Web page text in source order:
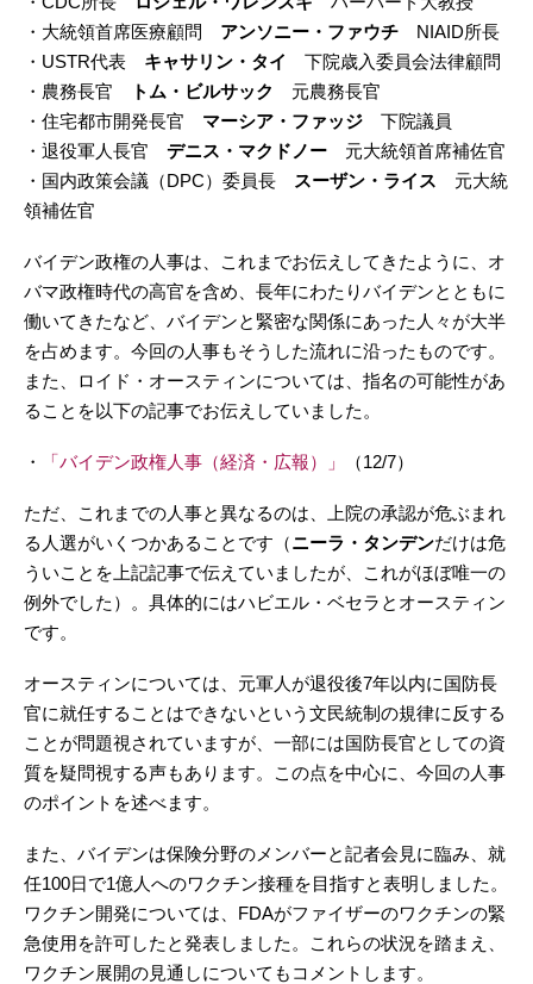
・大統領首席医療顧問 アンソニー・ファウチ NIAID所長
・USTR代表 キャサリン・タイ
下院歳入委員会法律顧問
・農務長官
トム・ビルサック
元農務長官
・住宅都市開発長官 マーシア・ファッジ 下院議員
・退役軍人長官 デニス・マクドノー 元大統領首席補佐官
・国内政策会議（DPC）委員長
スーザン・ライス 元大統
領補佐官
バイデン政権の人事は、これまでお伝えしてきたように、オ
バマ政権時代の高官を含め、長年にわたりバイデンとともに
働いてきたなど、バイデンと緊密な関係にあった人々が大半
を占めます。今回の人事もそうした流れに沿ったものです。
また、ロイド・オースティンについては、指名の可能性があ
ることを以下の記事でお伝えしていました。
・ 「バイデン政権人事（経済・広報）」 （12/7）
ただ、これまでの人事と異なるのは、上院の承認が危ぶまれ
る人選がいくつかあることです（ニーラ・タンデンだけは危
ういことを上記記事で伝えていましたが、これがほぼ唯一の
例外でした）。具体的にはハビエル・ベセラとオースティン
です。
オースティンについては、元軍人が退役後7年以内に国防長
官に就任することはできないという文民統制の規律に反する
ことが問題視されていますが、一部には国防長官としての資
質を疑問視する声もあります。この点を中心に、今回の人事
のポイントを述べます。
また、バイデンは保険分野のメンバーと記者会見に臨み、就
任100日で1億人へのワクチン接種を目指すと表明しました。
ワクチン開発については、FDAがファイザーのワクチンの緊
急使用を許可したと発表しました。これらの状況を踏まえ、
ワクチン展開の見通しについてもコメントします。